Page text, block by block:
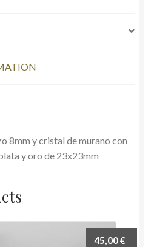
8mm y cristal de murano con
y oro de 23x23mm
45,00€